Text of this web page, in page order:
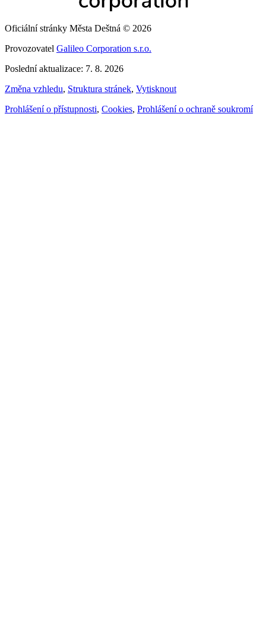
Oficiální stránky Města Deštná © 2026
Provozovatel Galileo Corporation s.r.o.
Poslední aktualizace: 7. 8. 2026
Změna vzhledu, Struktura stránek, Vytisknout
Prohlášení o přístupnosti, Cookies, Prohlášení o ochraně soukromí